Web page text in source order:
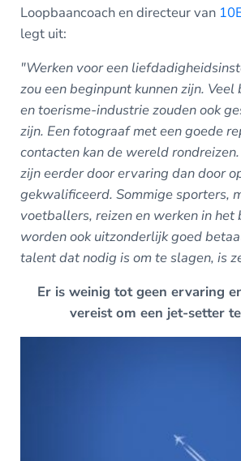
Loopbaancoach en directeur van
legt uit:
"Werken voor een
zou een beginpunt kunnen zijn. Veel
en toerisme-industrie zouden ook
zijn. Een fotograaf met een goede
contacten kan de wereld
zijn eerder door ervaring dan door
gekwalificeerd. Sommige sporters,
voetballers, reizen en werken in het
worden ook uitzonderlijk goed
talent dat nodig is om te slagen, is
Er is weinig tot geen ervaring
vereist om een jet-setter